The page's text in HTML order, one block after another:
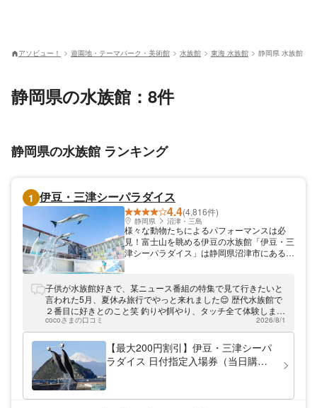
アソビュー！ 遊園地・テーマパーク・美術館 水族館 東海 水族館 静岡県 水族館
静岡県の水族館：8件
静岡県の水族館 ランキング
1 伊豆・三津シーパラダイス
4.4(4,816件)
静岡県 沼津・三島
様々な動物たちによるパフォーマンスは必
見！富士山を眺める伊豆の水族館「伊豆・三
津シーパラダイス」は静岡県沼津市にある日
ができる絶好のロケーション。この施設でジ
ンベエザメやミンククジラの飼育を世界で初
めて手がけました。可愛らしい動物たちによ
るショーやイベントも開催しています。ぜ
ひ、1度お越しください。
子供が水族館好きで、某ニュース番組の特集で見て行きたいと
言われた5月、夏休み旅行でやっと来れました😌 歴代水族館で
２番目に好きとのこと笑 釣りや餌やり、タッチ全て体験しまし
た！ 暑いけど３０分間の釣り体験では、係の方に手伝ってもら
いカサゴをゲット！ ザリガニ釣りも最後の最後に連れ満足そ
う。 いるかの餌やりなんて他の水族館じゃできないこことも体
験できました。 9:00から13:30ごろまで楽しめました☺️
cocoさまの口コミ 2026/8/1
【最大200円割引】伊豆・三津シーパ
ラダイス 日付指定入場券（当日購入